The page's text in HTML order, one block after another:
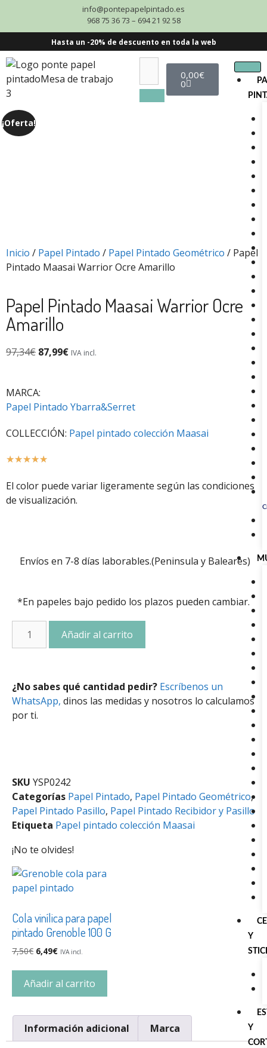
info@pontepapelpintado.es
968 75 36 73 – 694 21 92 58
Hasta un -20% de descuento en toda la web
0,00€
0
Y
Y
¡Oferta!
Inicio / Papel Pintado / Papel Pintado Geométrico / Papel
Pintado Maasai Warrior Ocre Amarillo
Papel Pintado Maasai Warrior Ocre
Amarillo
97,34€ 87,99€ IVA incl.
MARCA:
Papel Pintado Ybarra&Serret
COLLECCIÓN: Papel pintado colección Maasai
☆☆☆☆☆
El color puede variar ligeramente según las condiciones
de visualización.
Envíos en 7-8 días laborables.(Peninsula y Baleares)
*En papeles bajo pedido los plazos pueden cambiar.
Añadir al carrito
¿No sabes qué cantidad pedir? Escríbenos un
WhatsApp, dinos las medidas y nosotros lo calculamos
por ti.
SKU YSP0242
Categorías Papel Pintado, Papel Pintado Geométrico,
Papel Pintado Pasillo, Papel Pintado Recibidor y Pasillo
Etiqueta Papel pintado colección Maasai
¡No te olvides!
Cola vinílica para papel
pintado Grenoble 100 G
7,50€ 6,49€ IVA incl.
Añadir al carrito
Información adicional Marca